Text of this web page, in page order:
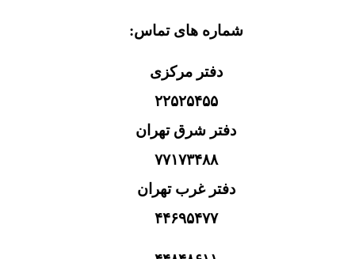
شماره های تماس:
دفتر مرکزی
۲۲۵۲۵۴۵۵
دفتر شرق تهران
۷۷۱۷۳۴۸۸
دفتر غرب تهران
۴۴۶۹۵۴۷۷